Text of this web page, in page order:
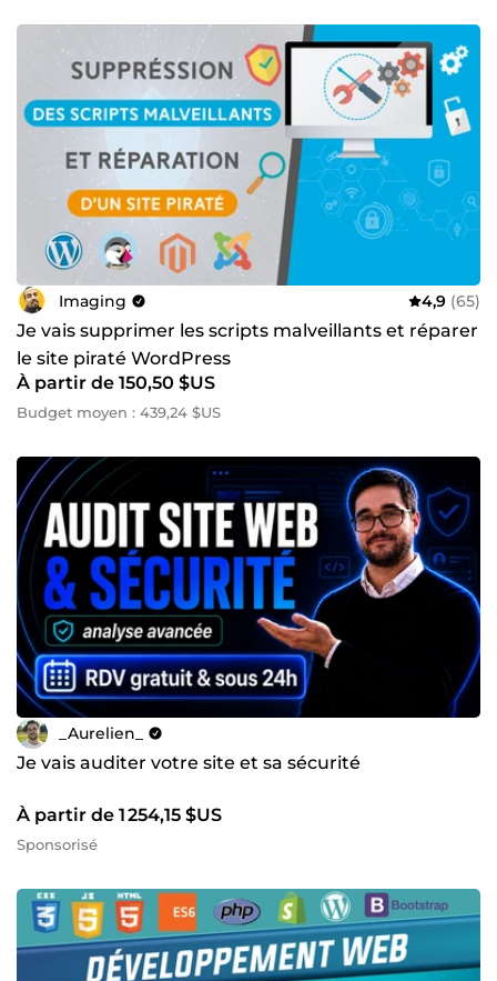
Imaging 4,9 (65)
Je vais supprimer les scripts malveillants et réparer
le site piraté WordPress
À partir de 150,50 $US
Budget moyen : 439,24 $US
_Aurelien_
Je vais auditer votre site et sa sécurité
À partir de 1 254,15 $US
Sponsorisé